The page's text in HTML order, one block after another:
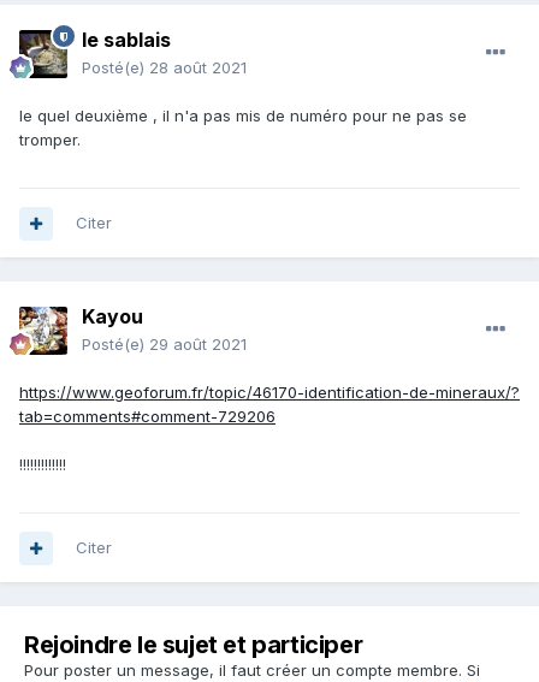
le sablais
Posté(e) 28 août 2021
le quel deuxième , il n'a pas mis de numéro pour ne pas se
tromper.
Citer
Kayou
Posté(e) 29 août 2021
https://www.geoforum.fr/topic/46170-identification-de-mineraux/?
tab=comments#comment-729206
!!!!!!!!!!!!!
Citer
Rejoindre le sujet et participer
Pour poster un message, il faut créer un compte membre. Si